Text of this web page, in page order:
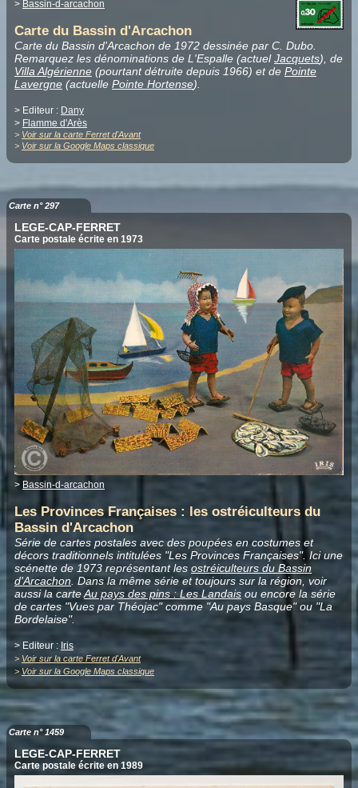
> Bassin-d-arcachon
Carte du Bassin d'Arcachon
Carte du Bassin d'Arcachon de 1972 dessinée par C. Dubo.
Remarquez les dénominations de L'Espalle (actuelJacquets), de
Villa Algérienne (pourtant détruite depuis 1966) et de Pointe
Lavergne (actuelle Pointe Hortense).
> Editeur : Dany
> Flamme d'Arès
> Voir sur la carte Ferret d'Avant
> Voir sur la Google Maps classique
Carte n° 297
LEGE-CAP-FERRET
Carte postale écrite en 1973
> Bassin-d-arcachon
Les Provinces Françaises : les ostréiculteurs du
Bassin d'Arcachon
Série de cartes postales avec des poupées en costumes et
décors traditionnels intitulées "Les Provinces Françaises". Ici une
scénette de 1973 représentant les ostréiculteurs du Bassin
d'Arcachon . Dans la même série et toujours sur la région, voir
aussi la carteAu pays des pins : Les Landais ou encore la série
de cartes "Vues par Théojac" comme "Au pays Basque" ou "La
Bordelaise".
> Editeur : Iris
> Voir sur la carte Ferret d'Avant
> Voir sur la Google Maps classique
Carte n° 1459
LEGE-CAP-FERRET
Carte postale écrite en 1989